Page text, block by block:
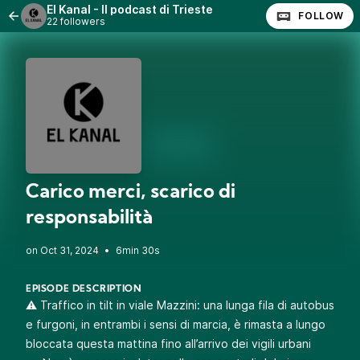
El Kanal - Il podcast di Trieste
22 followers FOLLOW
Carico merci, scarico di
responsabilità
• 6min 30s
EPISODE DESCRIPTION
⚠️ Traffico in tilt in viale Mazzini: una lunga fila di autobus
e furgoni, in entrambi i sensi di marcia, è rimasta a lungo
bloccata questa mattina fino all’arrivo dei vigili urbani